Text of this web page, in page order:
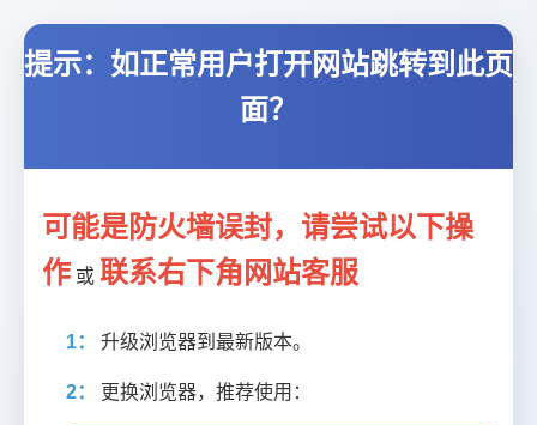
提示：如正常用户打开网站跳转到此页
面？
可能是防火墙误封，请尝试以下操
作 或 联系右下角网站客服
1： 升级浏览器到最新版本。
2： 更换浏览器，推荐使用：